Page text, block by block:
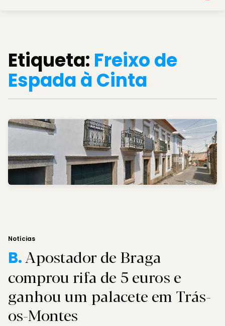
Etiqueta: Freixo de
Espada à Cinta
Notícias
B.Apostador de Braga
comprou rifa de 5 euros e
ganhou um palacete em Trás-
os-Montes